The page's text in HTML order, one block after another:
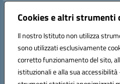
Cookies e altri strumenti
Il nostro Istituto non utilizza
sono utilizzati esclusivamente
corretto funzionamento del sito,
istituzionali e alla sua
Indirizzo:Via Medaglie d'Oro, 27 –
Posta elettronica certificata (PEC):
Codice fiscale: 93117030614
Codice meccanografico: CEIC8BB00X